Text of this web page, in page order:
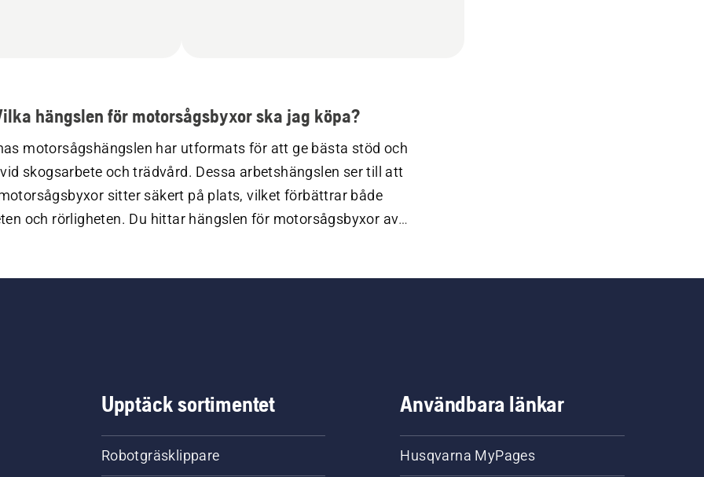
hängslen för motorsågsbyxor ska jag köpa?
motorsågshängslen har utformats för att ge bästa stöd och
skogsarbete och trädvård. Dessa arbetshängslen ser till att
sitter säkert på plats, vilket förbättrar både
och rörligheten. Du hittar hängslen för motorsågsbyxor av
Upptäck sortimentet
Robotgräsklippare
Användbara länkar
Husqvarna MyPages